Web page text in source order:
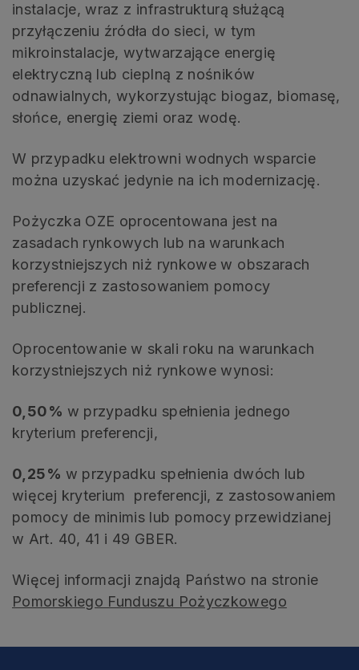
instalacje, wraz z infrastrukturą służącą
przyłączeniu źródła do sieci, w tym
mikroinstalacje, wytwarzające energię
elektryczną lub cieplną z nośników
odnawialnych, wykorzystując biogaz, biomasę,
słońce, energię ziemi oraz wodę.
W przypadku elektrowni wodnych wsparcie
można uzyskać jedynie na ich modernizację.
Pożyczka OZE oprocentowana jest na
zasadach rynkowych lub na warunkach
korzystniejszych niż rynkowe w obszarach
preferencji z zastosowaniem pomocy
publicznej.
Oprocentowanie w skali roku na warunkach
korzystniejszych niż rynkowe wynosi:
0,50% w przypadku spełnienia jednego
kryterium preferencji,
0,25% w przypadku spełnienia dwóch lub
więcej kryterium preferencji, z zastosowaniem
pomocy de minimis lub pomocy przewidzianej
w Art. 40, 41 i 49 GBER.
Więcej informacji znajdą Państwo na stronie
Pomorskiego Funduszu Pożyczkowego